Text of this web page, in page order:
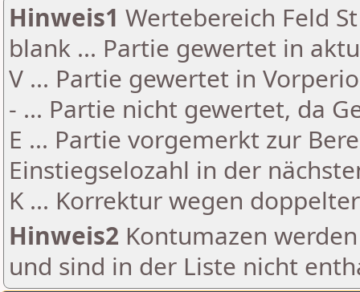
Hinweis1 Wertebereich Feld
blank ... Partie gewertet in
V ... Partie gewertet in
- ... Partie nicht gewertet, da
E ... Partie vorgemerkt zur
Einstiegselozahl in der
K ... Korrektur wegen
Hinweis2 Kontumazen
und sind in der Liste nicht